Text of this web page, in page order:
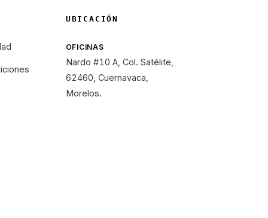
UBICACIÓN
OFICINAS
Nardo #10 A, Col. Satélite,
62460, Cuernavaca,
Morelos.